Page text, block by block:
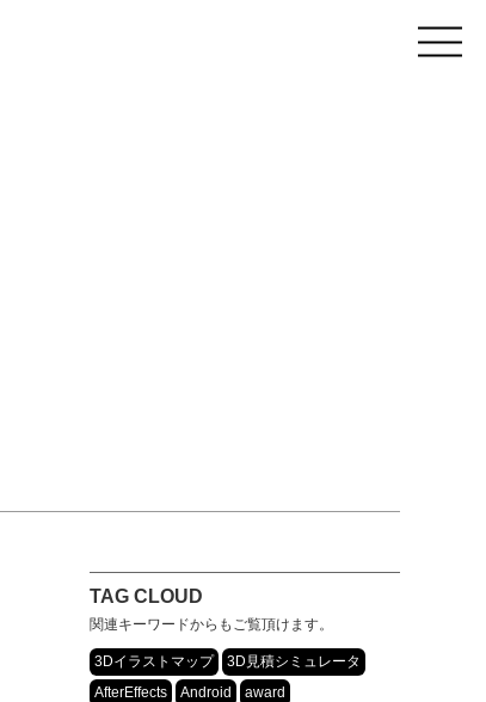
TAG CLOUD
関連キーワードからもご覧頂けます。
3Dイラストマップ
3D見積シミュレータ
AfterEffects
Android
award